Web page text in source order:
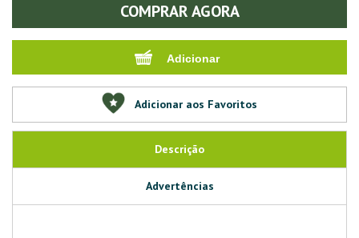
COMPRAR AGORA
Adicionar aos Favoritos
Descrição
Advertências